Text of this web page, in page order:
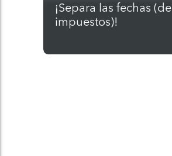
¡Separa las fechas (de
impuestos)!